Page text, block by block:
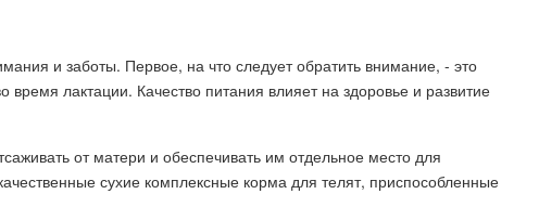
и заботы. Первое, на что следует обратить внимание, - это
лактации. Качество питания влияет на здоровье и развитие
от матери и обеспечивать им отдельное место для
сухие комплексные корма для телят, приспособленные